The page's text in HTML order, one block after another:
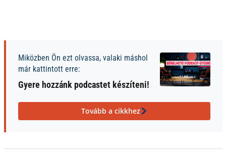
Miközben Ön ezt olvassa, valaki máshol
már kattintott erre:
Gyere hozzánk podcastet készíteni!
Tovább a cikkhez